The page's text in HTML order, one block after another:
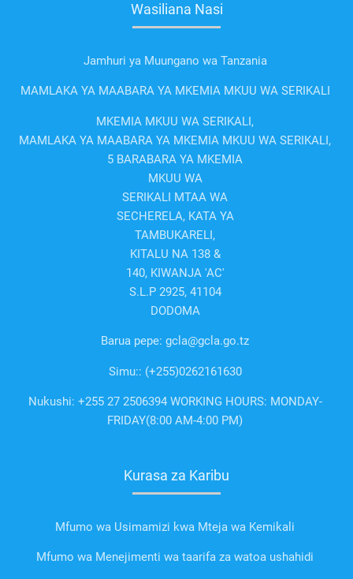
Wasiliana Nasi
Jamhuri ya Muungano wa Tanzania
MAMLAKA YA MAABARA YA MKEMIA MKUU WA SERIKALI
MKEMIA MKUU WA SERIKALI,
MAMLAKA YA MAABARA YA MKEMIA MKUU WA SERIKALI,
5 BARABARA YA MKEMIA
MKUU WA
SERIKALI MTAA WA
SECHERELA, KATA YA
TAMBUKARELI,
KITALU NA 138 &
140, KIWANJA 'AC'
S.L.P 2925, 41104
DODOMA
Barua pepe: gcla@gcla.go.tz
Simu:: (+255)0262161630
Nukushi: +255 27 2506394 WORKING HOURS: MONDAY-
FRIDAY(8:00 AM-4:00 PM)
Kurasa za Karibu
Mfumo wa Usimamizi kwa Mteja wa Kemikali
Mfumo wa Menejimenti wa taarifa za watoa ushahidi